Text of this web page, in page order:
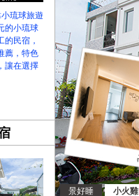
網熱情開站
即時動態!!
琉球旅遊
的小琉球
的民宿，
薦，特色
讓在選擇
景好睡 小火雞